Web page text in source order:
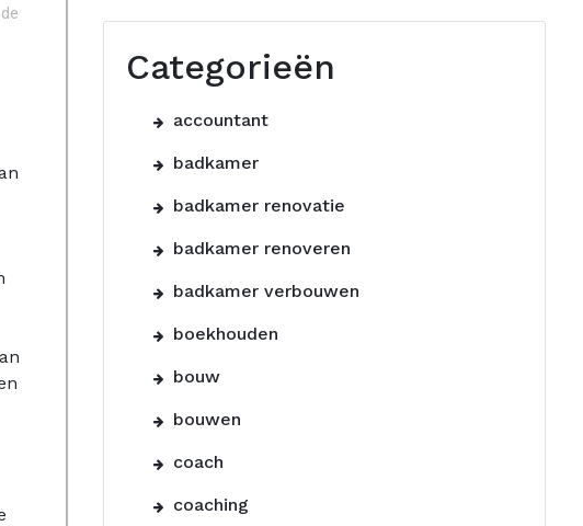
Categorieën
accountant
badkamer
badkamer renovatie
badkamer renoveren
badkamer verbouwen
boekhouden
bouw
bouwen
coach
coaching